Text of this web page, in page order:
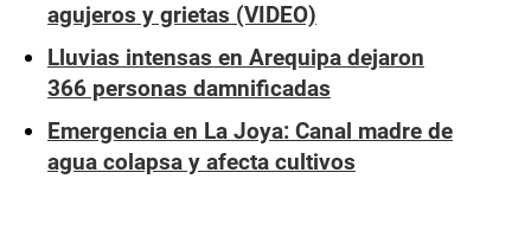
agujeros y grietas (VIDEO)
Lluvias intensas en Arequipa dejaron
366 personas damnificadas
Emergencia en La Joya: Canal madre de
agua colapsa y afecta cultivos